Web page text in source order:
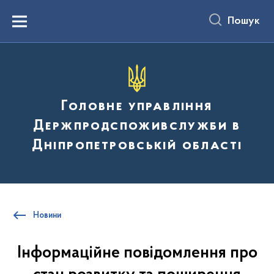
вмістуMenu Пошук
Головне управління
Держпродспоживслужби в
Дніпропетровській області
Новини
Інформаційне повідомлення про